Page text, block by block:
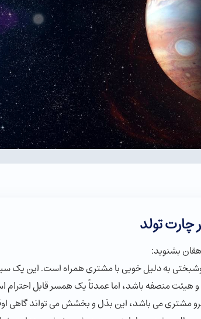
چارت تولد
بشنوید:
به دلیل خوبی با مشتری همراه است. این یک
منصفه باشد، اما عمدتاً یک همسر قابل
مشتری می باشد، این بذل و بخشش می تواند گاهی